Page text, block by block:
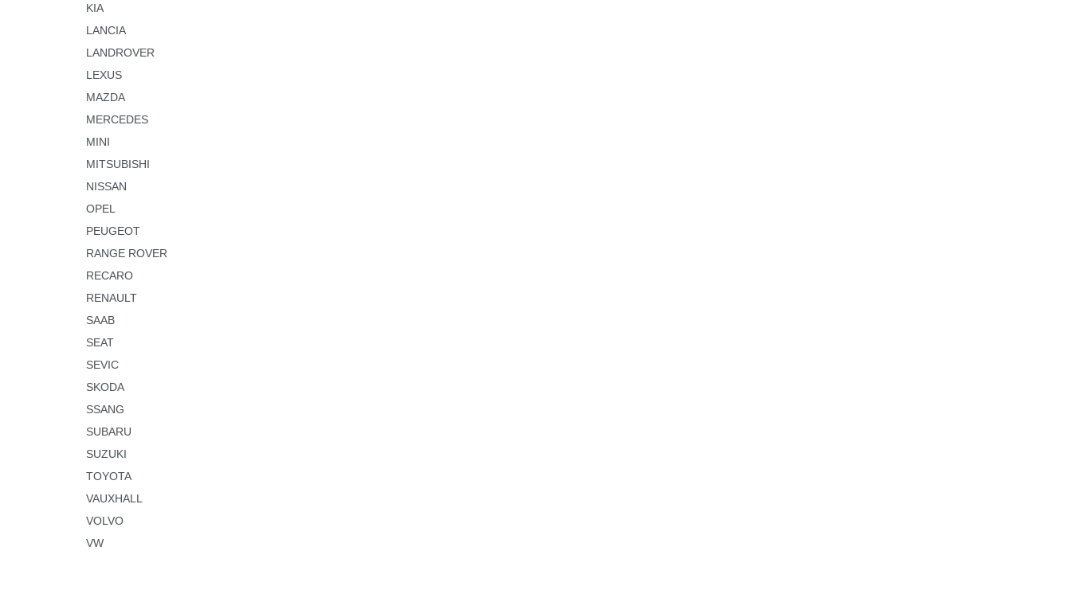
KIA
LANCIA
LANDROVER
LEXUS
MAZDA
MERCEDES
MINI
MITSUBISHI
NISSAN
OPEL
PEUGEOT
RANGE ROVER
RECARO
RENAULT
SAAB
SEAT
SEVIC
SKODA
SSANG
SUBARU
SUZUKI
TOYOTA
VAUXHALL
VOLVO
VW